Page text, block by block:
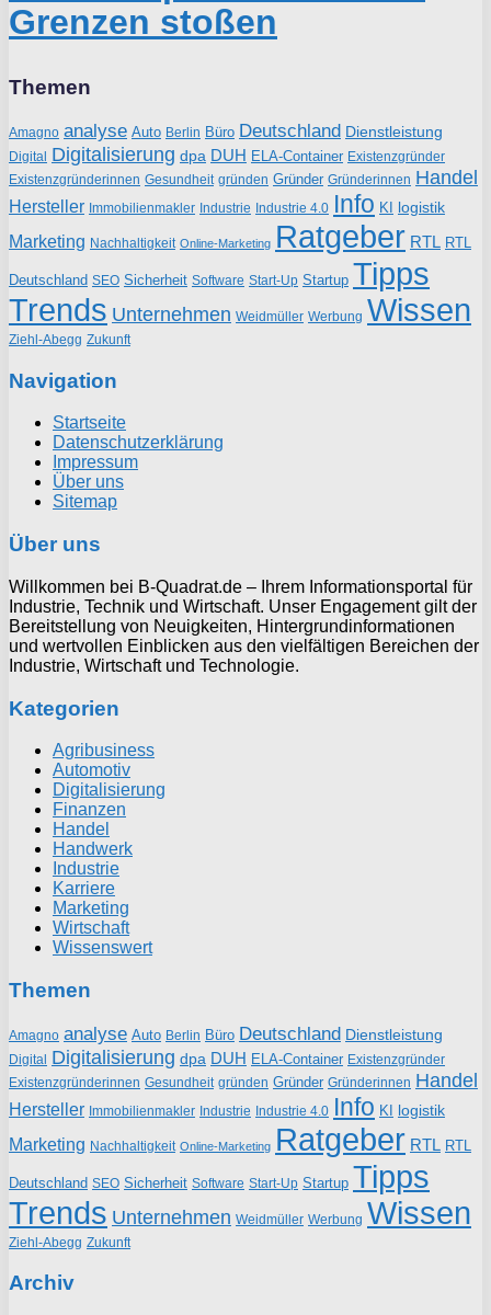
Grenzen stoßen
Themen
Amagno analyse Auto Berlin Büro Deutschland Dienstleistung
Digital Digitalisierung dpa DUH ELA-Container Existenzgründer
Existenzgründerinnen Gesundheit gründen Gründer Gründerinnen Handel
Hersteller Immobilienmakler Industrie Industrie 4.0 Info KI logistik
Marketing Nachhaltigkeit Online-Marketing Ratgeber RTL RTL
Deutschland SEO Sicherheit Software Start-Up Startup Tipps
Trends Unternehmen Weidmüller Werbung Wissen
Ziehl-Abegg Zukunft
Navigation
Startseite
Datenschutzerklärung
Impressum
Über uns
Sitemap
Über uns
Willkommen bei B-Quadrat.de – Ihrem Informationsportal für
Industrie, Technik und Wirtschaft. Unser Engagement gilt der
Bereitstellung von Neuigkeiten, Hintergrundinformationen
und wertvollen Einblicken aus den vielfältigen Bereichen der
Industrie, Wirtschaft und Technologie.
Kategorien
Agribusiness
Automotiv
Digitalisierung
Finanzen
Handel
Handwerk
Industrie
Karriere
Marketing
Wirtschaft
Wissenswert
Themen
Amagno analyse Auto Berlin Büro Deutschland Dienstleistung
Digital Digitalisierung dpa DUH ELA-Container Existenzgründer
Existenzgründerinnen Gesundheit gründen Gründer Gründerinnen Handel
Hersteller Immobilienmakler Industrie Industrie 4.0 Info KI logistik
Marketing Nachhaltigkeit Online-Marketing Ratgeber RTL RTL
Deutschland SEO Sicherheit Software Start-Up Startup Tipps
Trends Unternehmen Weidmüller Werbung Wissen
Ziehl-Abegg Zukunft
Archiv